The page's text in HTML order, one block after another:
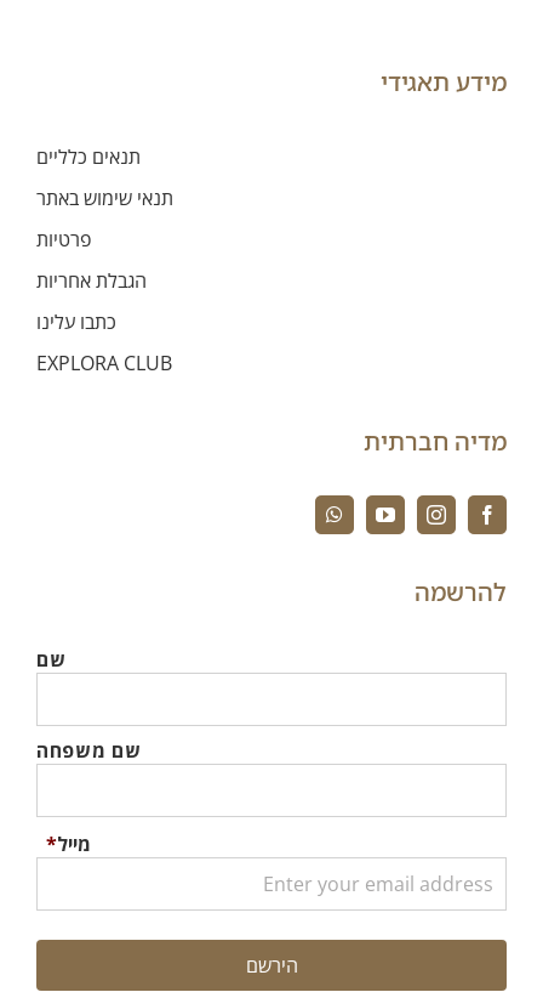
מידע תאגידי
תנאים כלליים
תנאי שימוש באתר
פרטיות
הגבלת אחריות
כתבו עלינו
EXPLORA CLUB
מדיה חברתית
להרשמה
שם
שם משפחה
מייל*